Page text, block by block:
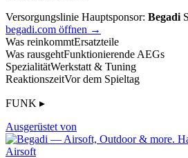
Versorgungslinie Hauptsponsor: Begadi
begadi.com öffnen →
Was reinkommtErsatzteile
Was rausgehtFunktionierende AEGs
SpezialitätWerkstatt & Tuning
ReaktionszeitVor dem Spieltag
FUNK ▸
Ausgerüstet von